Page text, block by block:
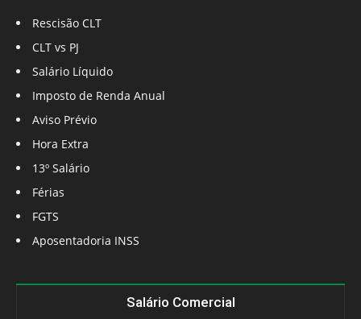
Rescisão CLT
CLT vs PJ
Salário Líquido
Imposto de Renda Anual
Aviso Prévio
Hora Extra
13º Salário
Férias
FGTS
Aposentadoria INSS
Salário Comercial